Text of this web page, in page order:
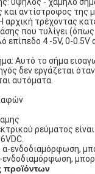
και αντίστροφος
αρχική τρέχοντας
που τυλίγει
επίπεδο 4 -5V, 0-0.5V
Αυτό το σήμα
δεν εργάζεται
αυτόματα.
ρεύματος
ενδοδιαμόρφωση,
προϊόντων